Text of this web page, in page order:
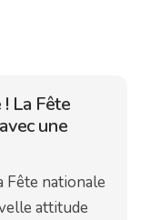
La Fête
une
Fête nationale
attitude